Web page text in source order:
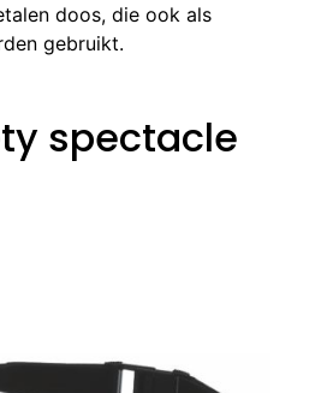
doos, die ook als
gebruikt.
spectacle